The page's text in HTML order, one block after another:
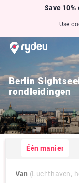
Save 10%
Use
Berlin
rondleidingen
Één manier
Van (Luchthaven,